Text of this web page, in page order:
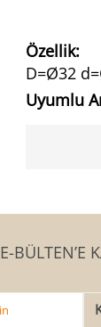
Özellik:
D=Ø32
Uyumlu
E-BÜLTEN’E